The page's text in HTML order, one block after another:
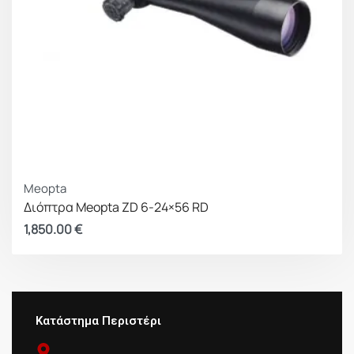
Meopta
Διόπτρα Meopta ZD 6-24×56 RD
1,850.00€
Κατάστημα Περιστέρι